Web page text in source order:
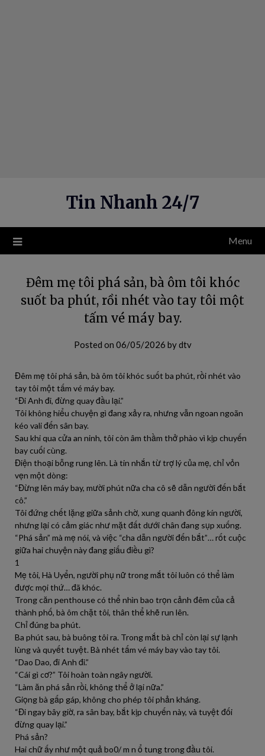
Tin Nhanh 24/7
Menu
Đêm mẹ tôi phá sản, bà ôm tôi khóc
suốt ba phút, rồi nhét vào tay tôi một
tấm vé máy bay.
Posted on 06/05/2026 bydtv
Đêm mẹ tôi phá sản, bà ôm tôi khóc suốt ba phút, rồi nhét vào
tay tôi một tấm vé máy bay.
“Đi Anh đi, đừng quay đầu lại.”
Tôi không hiểu chuyện gì đang xảy ra, nhưng vẫn ngoan ngoãn
kéo vali đến sân bay.
Sau khi qua cửa an ninh, tôi còn âm thầm thở phào vì kịp chuyến
bay cuối cùng.
Điện thoại bỗng rung lên. Là tin nhắn từ trợ lý của mẹ, chỉ vỏn
vẹn một dòng:
“Đừng lên máy bay, mười phút nữa cha cô sẽ dẫn người đến bắt
cô.”
Tôi đứng chết lặng giữa sảnh chờ, xung quanh đông kín người,
nhưng lại có cảm giác như mặt đất dưới chân đang sụp xuống.
“Phá sản” mà mẹ nói, và việc “cha dẫn người đến bắt”… rốt cuộc
giữa hai chuyện này đang giấu điều gì?
1
Mẹ tôi, Hà Uyển, người phụ nữ trong mắt tôi luôn có thể làm
được mọi thứ… đã khóc.
Trong căn penthouse có thể nhìn bao trọn cảnh đêm của cả
thành phố, bà ôm chặt tôi, thân thể khẽ run lên.
Chỉ đúng ba phút.
Ba phút sau, bà buông tôi ra. Trong mắt bà chỉ còn lại sự lạnh
lùng và quyết tuyệt. Bà nhét tấm vé máy bay vào tay tôi.
“Dao Dao, đi Anh đi.”
“Cái gì cơ?” Tôi hoàn toàn ngây người.
“Làm ăn phá sản rồi, không thể ở lại nữa.”
Giọng bà gấp gáp, không cho phép tôi phản kháng.
“Đi ngay bây giờ, ra sân bay, bắt kịp chuyến này, và tuyệt đối
đừng quay lại.”
Phá sản?
Hai chữ ấy như một quả bo0/ m n ổ tung trong đầu tôi.